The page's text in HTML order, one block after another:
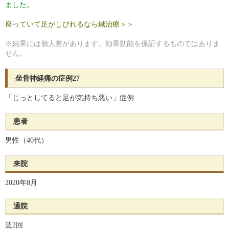
ました。
座っていて足がしびれるなら鍼治療＞＞
※結果には個人差があります。効果効能を保証するものではありま
せん。
坐骨神経痛の症例27
「じっとしてると足が気持ち悪い」症例
患者
男性（40代）
来院
2020年8月
通院
週2回